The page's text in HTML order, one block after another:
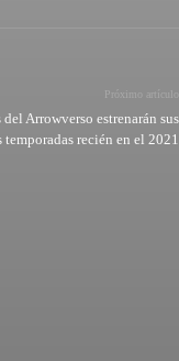
Próximo artículo
del Arrowverso estrenarán sus
temporadas recién en el 2021